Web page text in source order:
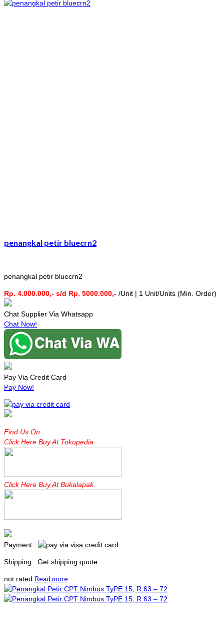
penangkal petir bluecrn2
penangkal petir bluecrn2
Rp. 4.000.000,- s/d Rp. 5000.000,- /Unit | 1 Unit/Units (Min. Order)
Chat Supplier Via Whatsapp
Chat Now!
Pay Via Credit Card
Pay Now!
Find Us On :
Click Here Buy At Tokopedia
Click Here Buy At Bukalapak
Payment :
Shipping : Get shipping quote
not rated Read more